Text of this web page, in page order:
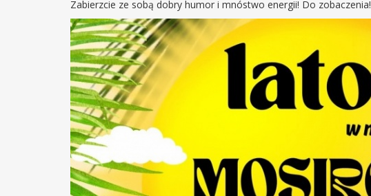
Zabierzcie ze sobą dobry humor i mnóstwo energii! Do zobaczenia!